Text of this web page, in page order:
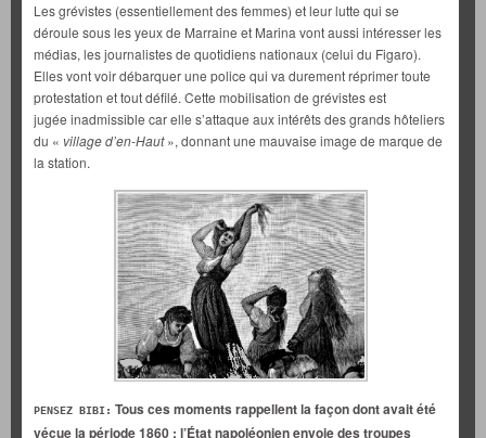
Les grévistes (essentiellement des femmes) et leur lutte qui se
déroule sous les yeux de Marraine et Marina vont aussi intéresser les
médias, les journalistes de quotidiens nationaux (celui du Figaro).
Elles vont voir débarquer une police qui va durement réprimer toute
protestation et tout défilé. Cette mobilisation de grévistes est
jugée inadmissible car elle s’attaque aux intérêts des grands hôteliers
du « village d’en-Haut», donnant une mauvaise image de marque de
la station.
PENSEZ BIBI: Tous ces moments rappellent la façon dont avait été
vécue la période 1860 : l’État napoléonien envoie des troupes